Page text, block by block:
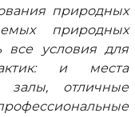
природных
природных
все условия для
и места
отличные